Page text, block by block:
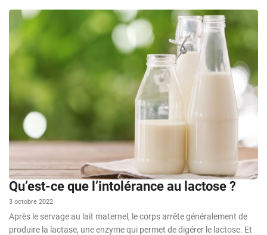
Qu’est-ce que l’intolérance au lactose ?
3 octobre 2022
Après le servage au lait maternel, le corps arrête généralement de
produire la lactase, une enzyme qui permet de digérer le lactose. Et